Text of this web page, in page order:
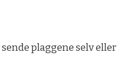
plaggene selv